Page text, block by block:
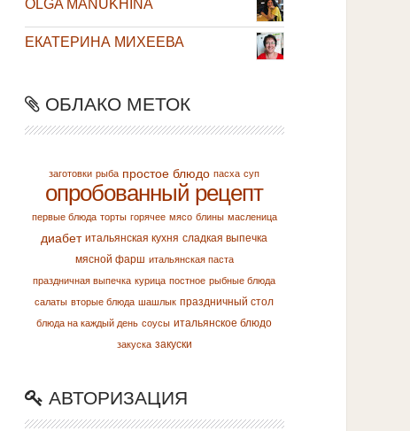
OLGA MANUKHINA
ЕКАТЕРИНА МИХЕЕВА
ОБЛАКО МЕТОК
заготовки рыба простое блюдо пасха суп
опробованный рецепт
первые блюда торты горячее мясо блины масленица
диабет итальянская кухня сладкая выпечка
мясной фарш итальянская паста
праздничная выпечка курица постное рыбные блюда
салаты вторые блюда шашлык праздничный стол
блюда на каждый день соусы итальянское блюдо
закуска закуски
АВТОРИЗАЦИЯ